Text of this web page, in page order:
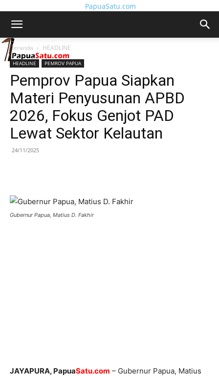
PapuaSatu.com
Beranda HEADLINE
HEADLINE PEMROV PAPUA
Pemprov Papua Siapkan
Materi Penyusunan APBD
2026, Fokus Genjot PAD
Lewat Sektor Kelautan
24/11/2025
Gubernur Papua, Matius D. Fakhir
JAYAPURA, PapuaSatu.com – Gubernur Papua, Matius